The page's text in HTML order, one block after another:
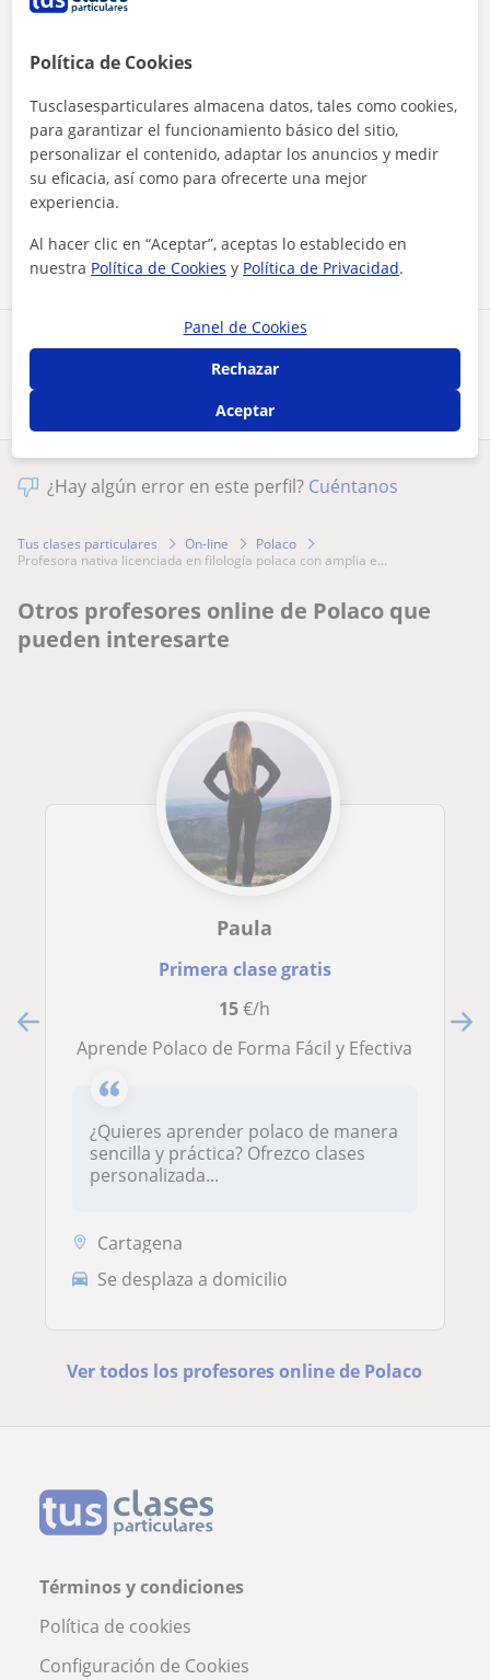
Comparte a este profesor
Al hacer clic, aceptas nuestro aviso legal privacidad
Contactar ahora
¿Hay algún error en este perfil? Cuéntanos
Tus clases particulares On-line
Polaco
profesora nativa licenciada en filología polaca con amplia e...
Otros profesores online de Polaco que
pueden interesarte
Paula
Primera clase gratis
15€/h
Aprende Polaco de Forma Fácil y Efectiva
¿Quieres aprender polaco de manera
sencilla y práctica? Ofrezco clases
personalizada...
Cartagena
Se desplaza a domicilio
Ver todos los profesores online de Polaco
Términos y condiciones
Política de cookies
Configuración de Cookies
Política de Cookies
Tusclasesparticulares almacena datos, tales como cookies,
para garantizar el funcionamiento básico del sitio,
personalizar el contenido, adaptar los anuncios y medir
su eficacia, así como para ofrecerte una mejor
experiencia.
Al hacer clic en “Aceptar”, aceptas lo establecido en
nuestra Política de Cookies y Política de Privacidad.
Panel de Cookies
Rechazar
Aceptar